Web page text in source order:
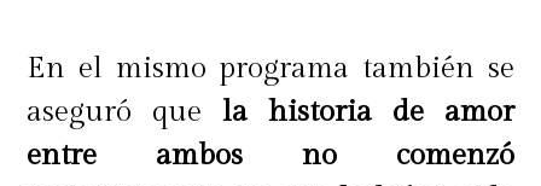
En el mismo programa también se
aseguró quela historia de amor
entre ambos no comenzó